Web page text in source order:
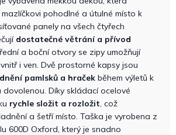
pohodlné a útulné místo k
panely na všech čtyřech
dostatečné větrání a přívod
a boční otvory se zipy umožňují
i ven. Dvě prostorné kapsy jsou
pamlsků a hraček během výletů k
Díky skládací ocelové
rychle složit a rozložit, což
a šetří místo. Taška je vyrobena z
600D Oxford, který je snadno